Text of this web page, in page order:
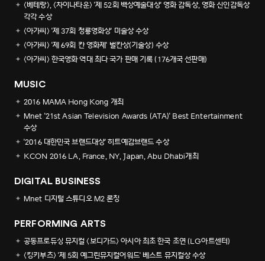
<베테랑>, <차이나타운> '제 52회 백상예술대상' 영화 감독상, 영화 신인감독상
각각 수상
<아가씨> '제 37회 청룡영화상' 미술상 수상
<아가씨> '제 69회 칸 영화제' 벌칸상(기술상) 수상
<아가씨> 한국영화 역대 최다 국가 판매 기록 (176개국 선판매)
MUSIC
2016 MAMA Hong Kong 개최
Mnet '21st Asian Television Awards (ATA)' Best Entertainment
수상
'2016 대한민국 브랜드대상' 히트예감브랜드 수상
KCON 2016 LA, France, NY, Japan, Abu Dhabi개최
DIGITAL BUSINESS
Mnet 디지털 스튜디오 M2 론칭
PERFORMING ARTS
공동프로듀싱 뮤지컬 <보디가드> 아시아 최초 한국 초연 (LG아트센터)
<킹키부츠> '제 5회 예그린뮤지컬어워드' 베스트 뮤지컬상 수상